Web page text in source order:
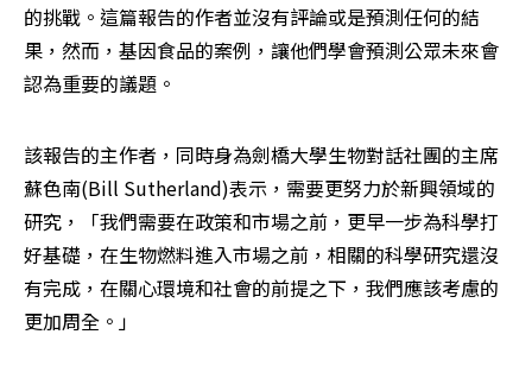
的挑戰。這篇報告的作者並沒有評論或是預測任何的結
果，然而，基因食品的案例，讓他們學會預測公眾未來會
認為重要的議題。
該報告的主作者，同時身為劍橋大學生物對話社團的主席
蘇色南(Bill Sutherland)表示，需要更努力於新興領域的
研究，「我們需要在政策和市場之前，更早一步為科學打
好基礎，在生物燃料進入市場之前，相關的科學研究還沒
有完成，在關心環境和社會的前提之下，我們應該考慮的
更加周全。」